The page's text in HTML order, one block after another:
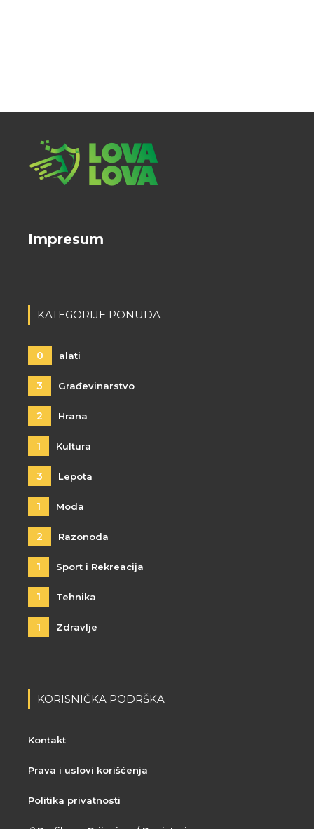
Impresum
KATEGORIJE PONUDA
0 alati
3 Građevinarstvo
2 Hrana
1 Kultura
3 Lepota
1 Moda
2 Razonoda
1 Sport i Rekreacija
1 Tehnika
1 Zdravlje
KORISNIČKA PODRŠKA
Kontakt
Prava i uslovi korišćenja
Politika privatnosti